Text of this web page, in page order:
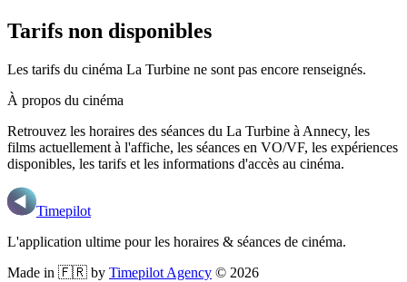
Tarifs non disponibles
Les tarifs du cinéma La Turbine ne sont pas encore renseignés.
À propos du cinéma
Retrouvez les horaires des séances du La Turbine à Annecy, les
films actuellement à l'affiche, les séances en VO/VF, les expériences
disponibles, les tarifs et les informations d'accès au cinéma.
Timepilot
L'application ultime pour les horaires & séances de cinéma.
Made in 🇫🇷 by Timepilot Agency © 2026